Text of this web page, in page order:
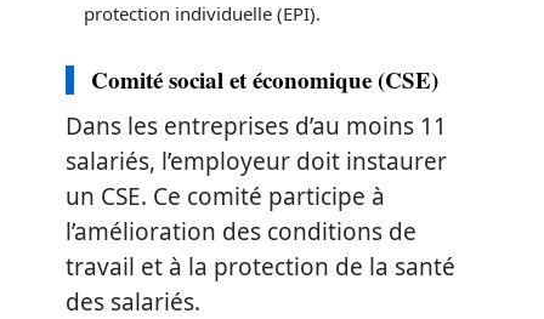
protection individuelle (EPI).
Comité social et économique (CSE)
Dans les entreprises d’au moins 11
salariés, l’employeur doit instaurer
un CSE. Ce comité participe à
l’amélioration des conditions de
travail et à la protection de la santé
des salariés.